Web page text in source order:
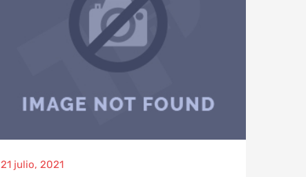
21 julio, 2021